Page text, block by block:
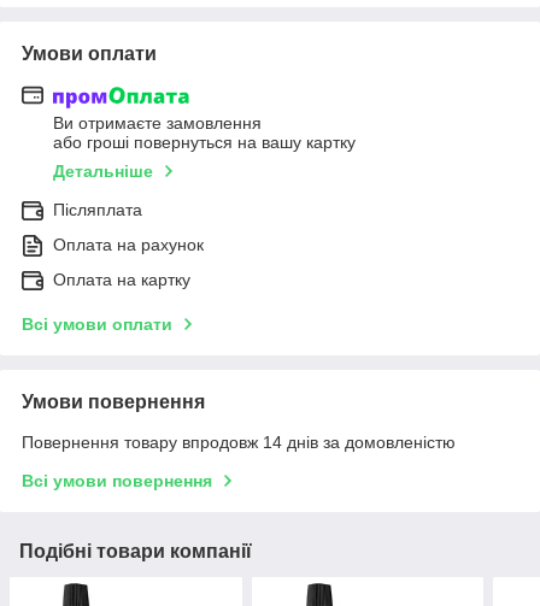
Умови оплати
Ви отримаєте замовлення
або гроші повернуться на вашу картку
Детальніше
Післяплата
Оплата на рахунок
Оплата на картку
Всі умови оплати
Умови повернення
Повернення товару впродовж 14 днів за домовленістю
Всі умови повернення
Подібні товари компанії